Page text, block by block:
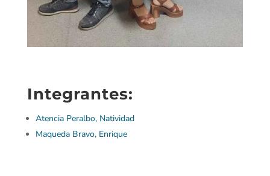
Integrantes:
Atencia Peralbo, Natividad
Maqueda Bravo, Enrique